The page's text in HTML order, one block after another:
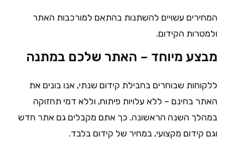
המחירים עשויים להשתנות בהתאם למורכבות האתר
ולמטרות הקידום.
מבצע מיוחד – האתר שלכם במתנה
ללקוחות שבוחרים בחבילת קידום שנתי, אנו בונים את
האתר בחינם – ללא עלויות פיתוח, וללא דמי תחזוקה
במהלך השנה הראשונה. כך אתם מקבלים גם אתר חדש
וגם קידום מקצועי, במחיר של קידום בלבד.